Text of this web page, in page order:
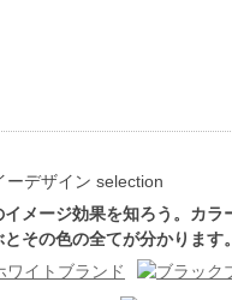
イメージ効果を知ろう。カラ
とその色の全てが分かります。